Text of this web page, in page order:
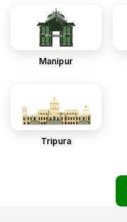
Manipur
Tripura